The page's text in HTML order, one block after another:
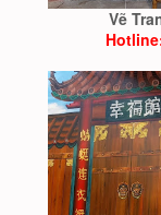
Vẽ